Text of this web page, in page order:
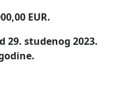
EUR.
29. studenog 2023.